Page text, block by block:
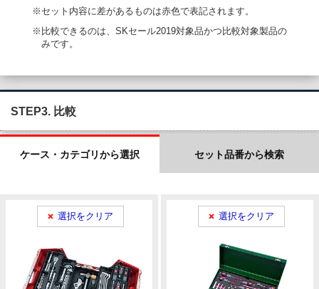
※セット内容に差があるものは赤色で表記されます。
※比較できるのは、SKセール2019対象品かつ比較対象製品の
みです。
STEP3. 比較
ケース・カテゴリから選択 セット品番から検索
選択をクリア 選択をクリア